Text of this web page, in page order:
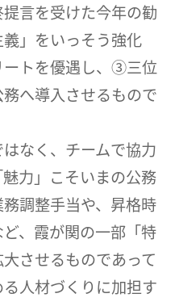
言を受けた今年の勧
」をいっそう強化
トを優遇し、③三位
へ導入させるもので
なく、チームで協力
力」こそいまの公務
調整手当や、昇格時
、霞が関の一部「特
させるものであって
人材づくりに加担す